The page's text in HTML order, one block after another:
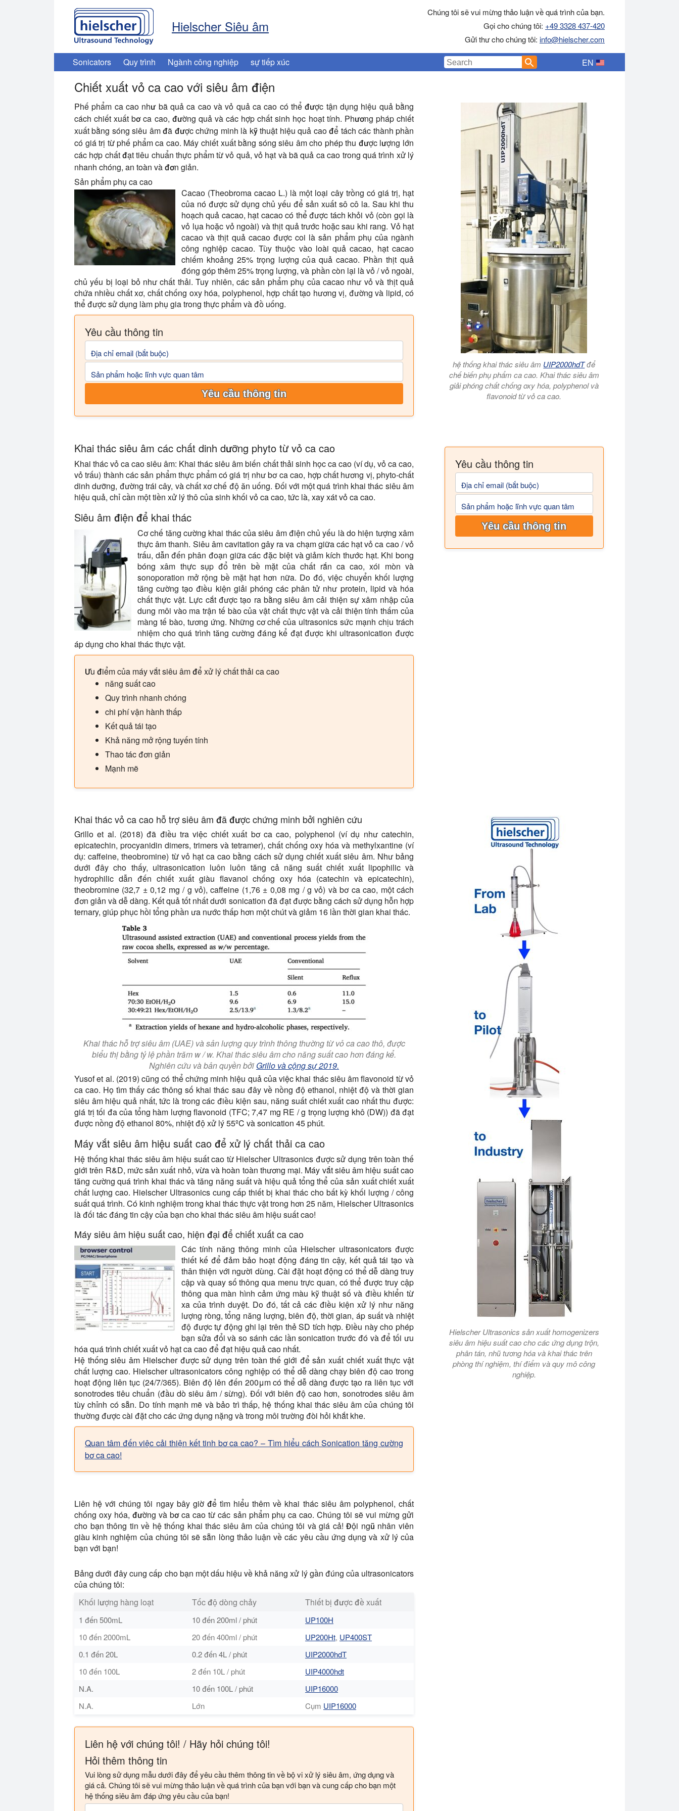
Hielscher Siêu âm
Chúng tôi sẽ vui mừng thảo luận về quá trình của bạn.
Gọi cho chúng tôi: +49 3328 437-420
Gửi thư cho chúng tôi: info@hielscher.com
Sonicators Quy trình Ngành công nghiệp sự tiếp xúc EN
Chiết xuất vỏ ca cao với siêu âm điện
Phế phẩm ca cao như bã quả ca cao và vỏ quả ca cao có thể được tận dụng hiệu quả bằng
cách chiết xuất bơ ca cao, đường quả và các hợp chất sinh học hoạt tính. Phương pháp chiết
xuất bằng sóng siêu âm đã được chứng minh là kỹ thuật hiệu quả cao để tách các thành phần
có giá trị từ phế phẩm ca cao. Máy chiết xuất bằng sóng siêu âm cho phép thu được lượng lớn
các hợp chất đạt tiêu chuẩn thực phẩm từ vỏ quả, vỏ hạt và bã quả ca cao trong quá trình xử lý
nhanh chóng, an toàn và đơn giản.
Sản phẩm phụ ca cao
Cacao (Theobroma cacao L.) là một loại cây trồng có giá trị, hạt
của nó được sử dụng chủ yếu để sản xuất sô cô la. Sau khi thu
hoạch quả cacao, hạt cacao có thể được tách khỏi vỏ (còn gọi là
vỏ lụa hoặc vỏ ngoài) và thịt quả trước hoặc sau khi rang. Vỏ hạt
cacao và thịt quả cacao được coi là sản phẩm phụ của ngành
công nghiệp cacao. Tùy thuộc vào loài quả cacao, hạt cacao
chiếm khoảng 25% trọng lượng của quả cacao. Phần thịt quả
đóng góp thêm 25% trọng lượng, và phần còn lại là vỏ / vỏ ngoài,
chủ yếu bị loại bỏ như chất thải. Tuy nhiên, các sản phẩm phụ của cacao như vỏ và thịt quả
chứa nhiều chất xơ, chất chống oxy hóa, polyphenol, hợp chất tạo hương vị, đường và lipid, có
thể được sử dụng làm phụ gia trong thực phẩm và đồ uống.
Yêu cầu thông tin
Địa chỉ email (bắt buộc)
Sản phẩm hoặc lĩnh vực quan tâm
Yêu cầu thông tin
hệ thống khai thác siêu âm UIP2000hdTđể
chế biến phụ phẩm ca cao. Khai thác siêu âm
giải phóng chất chống oxy hóa, polyphenol và
flavonoid từ vỏ ca cao.
Khai thác siêu âm các chất dinh dưỡng phyto từ vỏ ca cao
Khai thác vỏ ca cao siêu âm: Khai thác siêu âm biến chất thải sinh học ca cao (ví dụ, vỏ ca cao,
vỏ trấu) thành các sản phẩm thực phẩm có giá trị như bơ ca cao, hợp chất hương vị, phyto-chất
dinh dưỡng, đường trái cây, và chất xơ chế độ ăn uống. Đối với một quá trình khai thác siêu âm
hiệu quả, chỉ cần một tiền xử lý thô của sinh khối vỏ ca cao, tức là, xay xát vỏ ca cao.
Siêu âm điện để khai thác
Cơ chế tăng cường khai thác của siêu âm điện chủ yếu là do hiện tượng xâm
thực âm thanh. Siêu âm cavitation gây ra va chạm giữa các hạt vỏ ca cao / vỏ
trấu, dẫn đến phân đoạn giữa các đặc biệt và giảm kích thước hạt. Khi bong
bóng xâm thực sụp đổ trên bề mặt của chất rắn ca cao, xói mòn và
sonoporation mở rộng bề mặt hạt hơn nữa. Do đó, việc chuyển khối lượng
tăng cường tạo điều kiện giải phóng các phân tử như protein, lipid và hóa
chất thực vật. Lực cắt được tạo ra bằng siêu âm cải thiện sự xâm nhập của
dung môi vào ma trận tế bào của vật chất thực vật và cải thiện tính thấm của
màng tế bào, tương ứng. Những cơ chế của ultrasonics sức mạnh chịu trách
nhiệm cho quá trình tăng cường đáng kể đạt được khi ultrasonication được
áp dụng cho khai thác thực vật.
Ưu điểm của máy vắt siêu âm để xử lý chất thải ca cao
năng suất cao
Quy trình nhanh chóng
chi phí vận hành thấp
Kết quả tái tạo
Khả năng mở rộng tuyến tính
Thao tác đơn giản
Mạnh mẽ
Yêu cầu thông tin
Địa chỉ email (bắt buộc)
Sản phẩm hoặc lĩnh vực quan tâm
Yêu cầu thông tin
Khai thác vỏ ca cao hỗ trợ siêu âm đã được chứng minh bởi nghiên cứu
Grillo et al. (2018) đã điều tra việc chiết xuất bơ ca cao, polyphenol (ví dụ như catechin,
epicatechin, procyanidin dimers, trimers và tetramer), chất chống oxy hóa và methylxantine (ví
dụ: caffeine, theobromine) từ vỏ hạt ca cao bằng cách sử dụng chiết xuất siêu âm. Như bảng
dưới đây cho thấy, ultrasonication luôn luôn tăng cả năng suất chiết xuất lipophilic và
hydrophilic dẫn đến chiết xuất giàu flavanol chống oxy hóa (catechin và epicatechin),
theobromine (32,7 ± 0,12 mg / g vỏ), caffeine (1,76 ± 0,08 mg / g vỏ) và bơ ca cao, một cách
đơn giản và dễ dàng. Kết quả tốt nhất dưới sonication đã đạt được bằng cách sử dụng hỗn hợp
ternary, giúp phục hồi tổng phần ưa nước thấp hơn một chút và giảm 16 lần thời gian khai thác.
Khai thác hỗ trợ siêu âm (UAE) và sản lượng quy trình thông thường từ vỏ ca cao thô, được
biểu thị bằng tỷ lệ phần trăm w / w. Khai thác siêu âm cho năng suất cao hơn đáng kể.
Nghiên cứu và bản quyền bởi Grillo và cộng sự 2019.
Yusof et al. (2019) cũng có thể chứng minh hiệu quả của việc khai thác siêu âm flavonoid từ vỏ
ca cao. Họ tìm thấy các thông số khai thác sau đây về nồng độ ethanol, nhiệt độ và thời gian
siêu âm hiệu quả nhất, tức là trong các điều kiện sau, năng suất chiết xuất cao nhất thu được:
giá trị tối đa của tổng hàm lượng flavonoid (TFC; 7,47 mg RE / g trọng lượng khô (DW)) đã đạt
được nồng độ ethanol 80%, nhiệt độ xử lý 55ºC và sonication 45 phút.
Máy vắt siêu âm hiệu suất cao để xử lý chất thải ca cao
Hệ thống khai thác siêu âm hiệu suất cao từ Hielscher Ultrasonics được sử dụng trên toàn thế
giới trên R&D, mức sản xuất nhỏ, vừa và hoàn toàn thương mại. Máy vắt siêu âm hiệu suất cao
tăng cường quá trình khai thác và tăng năng suất và hiệu quả tổng thể của sản xuất chiết xuất
chất lượng cao. Hielscher Ultrasonics cung cấp thiết bị khai thác cho bất kỳ khối lượng / công
suất quá trình. Có kinh nghiệm trong khai thác thực vật trong hơn 25 năm, Hielscher Ultrasonics
là đối tác đáng tin cậy của bạn cho khai thác siêu âm hiệu suất cao!
Máy siêu âm hiệu suất cao, hiện đại để chiết xuất ca cao
Các tính năng thông minh của Hielscher ultrasonicators được
thiết kế để đảm bảo hoạt động đáng tin cậy, kết quả tái tạo và
thân thiện với người dùng. Cài đặt hoạt động có thể dễ dàng truy
cập và quay số thông qua menu trực quan, có thể được truy cập
thông qua màn hình cảm ứng màu kỹ thuật số và điều khiển từ
xa của trình duyệt. Do đó, tất cả các điều kiện xử lý như năng
lượng ròng, tổng năng lượng, biên độ, thời gian, áp suất và nhiệt
độ được tự động ghi lại trên thẻ SD tích hợp. Điều này cho phép
bạn sửa đổi và so sánh các lần sonication trước đó và để tối ưu
hóa quá trình chiết xuất vỏ hạt ca cao để đạt hiệu quả cao nhất.
Hệ thống siêu âm Hielscher được sử dụng trên toàn thế giới để sản xuất chiết xuất thực vật
chất lượng cao. Hielscher ultrasonicators công nghiệp có thể dễ dàng chạy biên độ cao trong
hoạt động liên tục (24/7/365). Biên độ lên đến 200μm có thể dễ dàng được tạo ra liên tục với
sonotrodes tiêu chuẩn (đầu dò siêu âm / sừng). Đối với biên độ cao hơn, sonotrodes siêu âm
tùy chỉnh có sẵn. Do tính mạnh mẽ và bảo trì thấp, hệ thống khai thác siêu âm của chúng tôi
thường được cài đặt cho các ứng dụng nặng và trong môi trường đòi hỏi khắt khe.
Quan tâm đến việc cải thiện kết tinh bơ ca cao? – Tìm hiểu cách Sonication tăng cường
bơ ca cao!
Liên hệ với chúng tôi ngay bây giờ để tìm hiểu thêm về khai thác siêu âm polyphenol, chất
chống oxy hóa, đường và bơ ca cao từ các sản phẩm phụ ca cao. Chúng tôi sẽ vui mừng gửi
cho bạn thông tin về hệ thống khai thác siêu âm của chúng tôi và giá cả! Đội ngũ nhân viên
giàu kinh nghiệm của chúng tôi sẽ sẵn lòng thảo luận về các yêu cầu ứng dụng và xử lý của
bạn với bạn!
Bảng dưới đây cung cấp cho bạn một dấu hiệu về khả năng xử lý gần đúng của ultrasonicators
của chúng tôi:
Khối lượng hàng loạt
Tốc độ dòng chảy Thiết bị được đề xuất
1 đến 500mL 10 đến 200ml / phút
UP100H
10 đến 2000mL
20 đến 400ml / phút UP200Ht, UP400ST
0.1 đến 20L
0.2 đến 4L / phút
UIP2000hdT
10 đến 100L
2 đến 10L / phút
UIP4000hdt
N.A.
10 đến 100L / phút
UIP16000
N.A.
Lớn Cụm UIP16000
Liên hệ với chúng tôi! / Hãy hỏi chúng tôi!
Hỏi thêm thông tin
Vui lòng sử dụng mẫu dưới đây để yêu cầu thêm thông tin về bộ vi xử lý siêu âm, ứng dụng và
giá cả. Chúng tôi sẽ vui mừng thảo luận về quá trình của bạn với bạn và cung cấp cho bạn một
hệ thống siêu âm đáp ứng yêu cầu của bạn!
Hielscher Ultrasonics sản xuất homogenizers
siêu âm hiệu suất cao cho các ứng dụng trộn,
phân tán, nhũ tương hóa và khai thác trên
phòng thí nghiệm, thí điểm và quy mô công
nghiệp.